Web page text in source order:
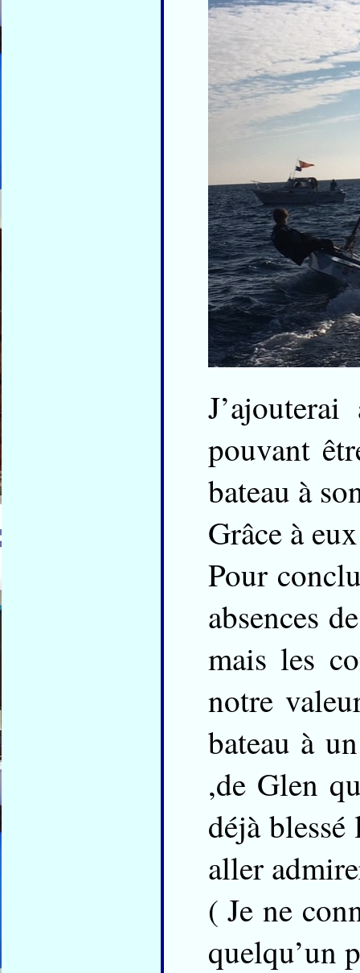
pouvant
bateau à
Grâce à
Pour
absences
mais les
notre
bateau à
,de Glen
déjà
aller
( Je ne
quelqu’un